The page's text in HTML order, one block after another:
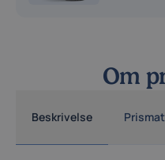
Om
Beskrivelse